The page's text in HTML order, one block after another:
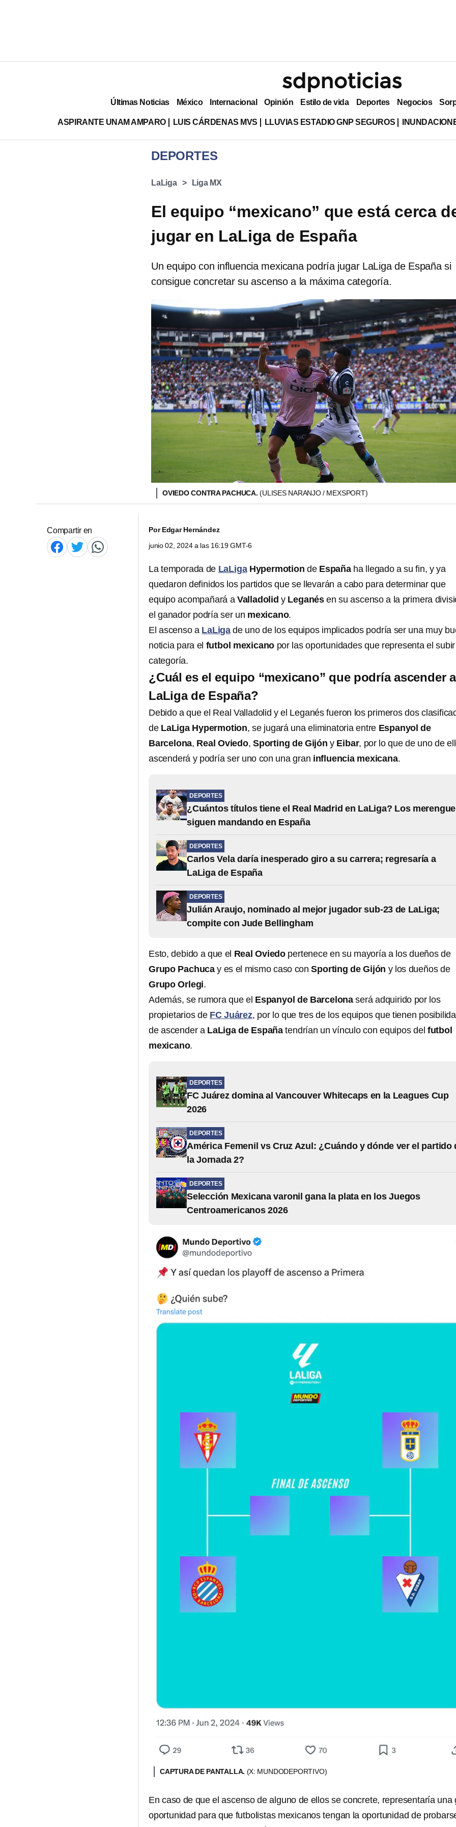
Últimas Noticias México Internacional Opinión Estilo de vida Deportes Negocios
ASPIRANTE UNAM AMPARO LUIS CÁRDENAS MVS LLUVIAS ESTADIO GNP SEGUROS
DEPORTES
LaLiga Liga MX
El equipo “mexicano” que está cerca
jugar en LaLiga de España
Un equipo con influencia mexicana podría jugar LaLiga de España si
consigue concretar su ascenso a la máxima categoría.
OVIEDO CONTRA PACHUCA.(ULISES NARANJO / MEXSPORT)
Compartir en PorEdgar Hernández
junio 02, 2024 a las 16:19 GMT-6
La temporada de LaLigaHypermotion de Españaha llegado a su fin, y ya
quedaron definidos los partidos que se llevarán a cabo para determinar que
equipo acompañará a Valladolid y Leganés en su ascenso a la primera
el ganador podría ser un mexicano.
El ascenso a LaLiga de uno de los equipos implicados podría ser una muy
noticia para el futbol mexicano por las oportunidades que representa el
categoría.
¿Cuál es el equipo “mexicano” que podría ascender a
LaLiga de España?
Debido a que el Real Valladolid y el Leganés fueron los primeros dos
de LaLiga Hypermotion, se jugará una eliminatoria entre Espanyol de
Barcelona, Real Oviedo,Sporting de Gijón y Eibar, por lo que de uno de
ascenderá y podría ser uno con una gran influencia mexicana.
DEPORTES
¿Cuántos títulos tiene el Real Madrid en LaLiga? Los
siguen mandando en España
DEPORTES
Carlos Vela daría inesperado giro a su carrera; regresaría a
LaLiga de España
DEPORTES
Julián Araujo, nominado al mejor jugador sub-23 de LaLiga;
compite con Jude Bellingham
Esto, debido a que el Real Oviedo pertenece en su mayoría a los dueños de
Grupo Pachuca y es el mismo caso conSporting de Gijón y los dueños de
Grupo Orlegi.
Además, se rumora que el Espanyol de Barcelona será adquirido por los
propietarios de FC Juárez, por lo que tres de los equipos que tienen
de ascender a LaLiga de España tendrían un vínculo con equipos del futbol
mexicano.
DEPORTES
FC Juárez domina al Vancouver Whitecaps en la Leagues Cup
2026
DEPORTES
América Femenil vs Cruz Azul: ¿Cuándo y dónde ver el partido
la Jornada 2?
DEPORTES
Selección Mexicana varonil gana la plata en los Juegos
Centroamericanos 2026
CAPTURA DE PANTALLA. (X: MUNDODEPORTIVO)
En caso de que el ascenso de alguno de ellos se concrete, representaría una
oportunidad para que futbolistas mexicanos tengan la oportunidad de